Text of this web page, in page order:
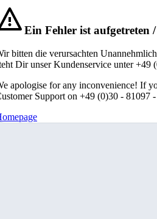
Ein Fehler ist aufgetreten
bitten die verursachten
Dir unser Kundenservice unter +49
apologise for any inconvenience! If
Support on +49 (0)30 - 81097